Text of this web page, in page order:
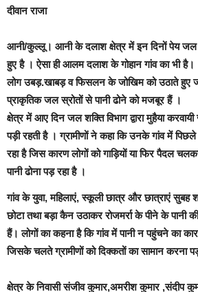
दीवान राजा
आनी/कुल्लू। आनी के दलाश क्षेत्र में इन दिनों पेय जल
हुए है । ऐसा ही आलम दलाश के गोहान गांव का भी है।
लोग उबड़.खाबड़ व फिसलन के जोखिम को उठाते हुए
प्राकृतिक जल स्रोतों से पानी ढोने को मजबूर हैं ।
क्षेत्र में आए दिन जल शक्ति विभाग द्वारा मुहैया
पड़ी रहती है । ग्रामीणों ने कहा कि उनके गांव में
रहा है जिस कारण लोगों को गाड़ियों या फिर पैदल
पानी ढोना पड़ रहा है ।
गांव के युवा, महिलाएं, स्कूली छात्र और छात्राएं सुबह
छोटा तथा बड़ा कैन उठाकर रोजमर्रा के पीने के पानी
हैं। लोगों का कहना है कि गांव में पानी न पहुंचने का
जिसके चलते ग्रामीणों को दिक्कतों का सामान करना
क्षेत्र के निवासी संजीव कुमार,अमरीश कुमार ,संदीप